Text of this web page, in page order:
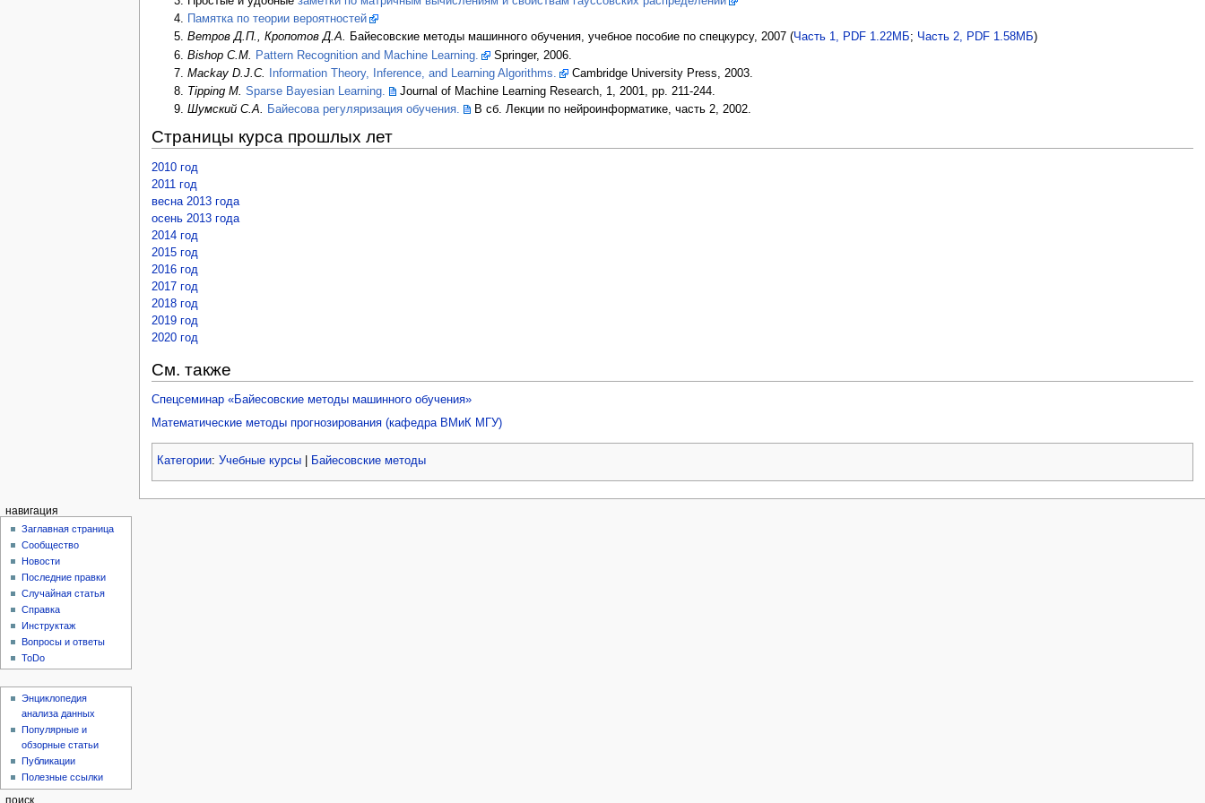
Памятка по теории вероятностей
Ветров Д.П., Кропотов Д.А. Байесовские методы машинного обучения, учебное пособие по спецкурсу, 2007 (Часть 1, PDF 1.22МБ; Часть 2, PDF 1.58МБ)
Bishop C.M.
Pattern Recognition and Machine Learning.
Springer, 2006.
Mackay D.J.C.
Information Theory, Inference, and Learning Algorithms.
Cambridge University Press, 2003.
Tipping M. Sparse Bayesian Learning.
Journal of Machine Learning Research, 1, 2001, pp. 211-244.
Шумский С.А. Байесова регуляризация обучения. В сб. Лекции по нейроинформатике, часть 2, 2002.
Страницы курса прошлых лет
2010 год
2011 год
весна 2013 года
осень 2013 года
2014 год
2015 год
2016 год
2017 год
2018 год
2019 год
2020 год
См. также
Спецсеминар «Байесовские методы машинного обучения»
Математические методы прогнозирования (кафедра ВМиК МГУ)
Категории: Учебные курсы| Байесовские методы
навигация
Заглавная страница
Сообщество
Новости
Последние правки
Случайная статья
Справка
Инструктаж
Вопросы и ответы
ToDo
Энциклопедия
анализа данных
Популярные и
обзорные статьи
Публикации
Полезные ссылки
поиск